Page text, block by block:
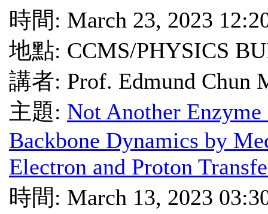
時間: March 23, 2023
地點: CCMS/PHYSICS
講者: Prof. Edmund Chun
主題: Not Another
Backbone Dynamics by
Electron and Proton
時間: March 13, 2023